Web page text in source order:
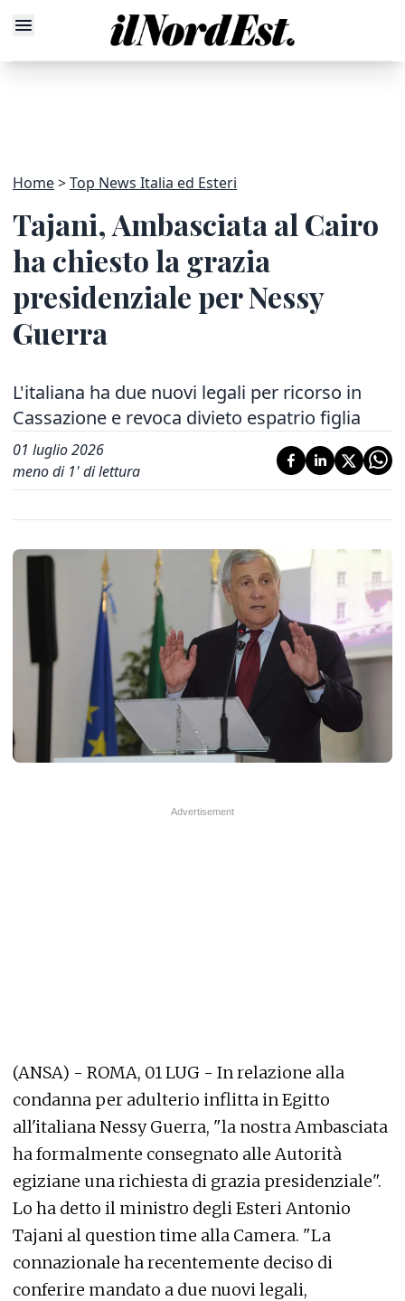
Home Top News Italia ed Esteri
Tajani, Ambasciata al Cairo
ha chiesto la grazia
presidenziale per Nessy
Guerra
L'italiana ha due nuovi legali per ricorso in
Cassazione e revoca divieto espatrio figlia
01 luglio 2026
meno di 1' di lettura
(ANSA) - ROMA, 01 LUG - In relazione alla
condanna per adulterio inflitta in Egitto
all'italiana Nessy Guerra, "la nostra Ambasciata
ha formalmente consegnato alle Autorità
egiziane una richiesta di grazia presidenziale".
Lo ha detto il ministro degli Esteri Antonio
Tajani al question time alla Camera. "La
connazionale ha recentemente deciso di
conferire mandato a due nuovi legali,